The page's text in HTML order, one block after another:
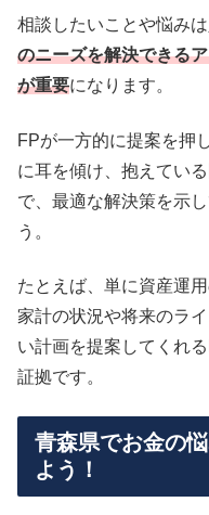
相談したいことや悩み
のニーズを解決できる
が重要になります。
FPが一方的に提案を押
に耳を傾け、抱えてい
で、最適な解決策を示
う。
たとえば、単に資産運
家計の状況や将来のラ
い計画を提案してくれ
証拠です。
青森県でお金の
よう！